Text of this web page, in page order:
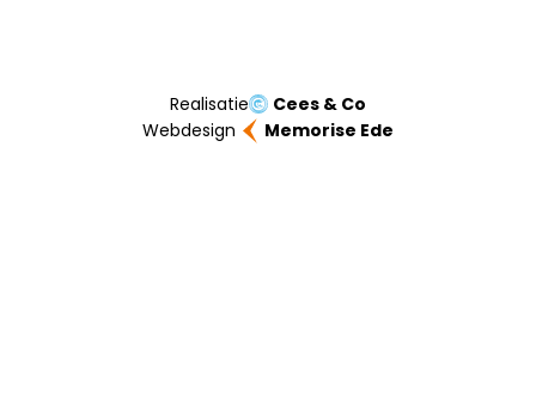
Realisatie
Cees & Co
Webdesign
Memorise Ede